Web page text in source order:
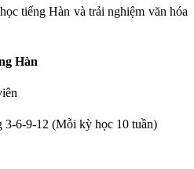
tiếng Hàn và trải nghiệm văn hóa
Hàn
3-6-9-12 (Mỗi kỳ học 10 tuần)